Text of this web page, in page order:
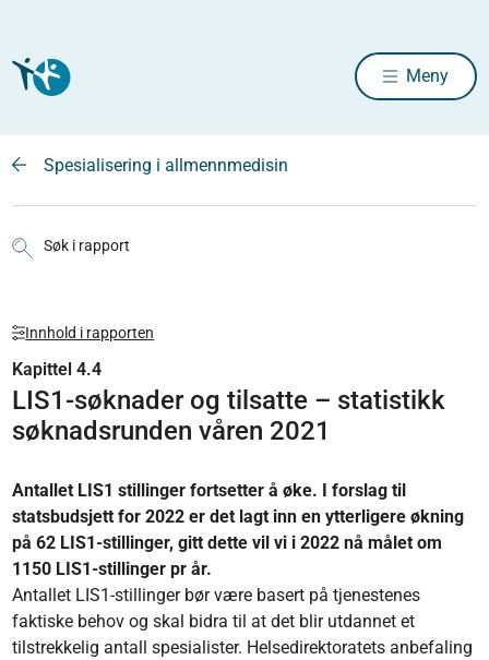
Meny
Spesialisering i allmennmedisin
Søk i rapport
Innhold i rapporten
Kapittel 4.4
LIS1-søknader og tilsatte – statistikk
søknadsrunden våren 2021
Antallet LIS1 stillinger fortsetter å øke. I forslag til
statsbudsjett for 2022 er det lagt inn en ytterligere økning
på 62 LIS1-stillinger, gitt dette vil vi i 2022 nå målet om
1150 LIS1-stillinger pr år.
Antallet LIS1-stillinger bør være basert på tjenestenes
faktiske behov og skal bidra til at det blir utdannet et
tilstrekkelig antall spesialister. Helsedirektoratets anbefaling